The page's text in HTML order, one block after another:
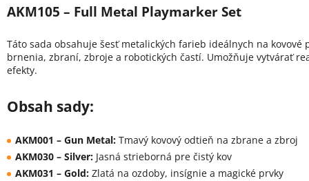
AKM105 – Full Metal Playmarker Set
Táto sada obsahuje šesť metalických farieb ideálnych na kovové
brnenia, zbraní, zbroje a robotických častí. Umožňuje vytvárať
efekty.
Obsah sady:
AKM001 – Gun Metal: Tmavý kovový odtieň na zbrane a zbroj
AKM030 – Silver: Jasná strieborná pre čistý kov
AKM031 – Gold: Zlatá na ozdoby, insígnie a magické prvky